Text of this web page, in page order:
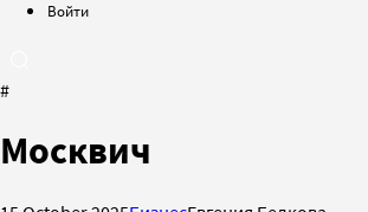
Войти
#
Москвич